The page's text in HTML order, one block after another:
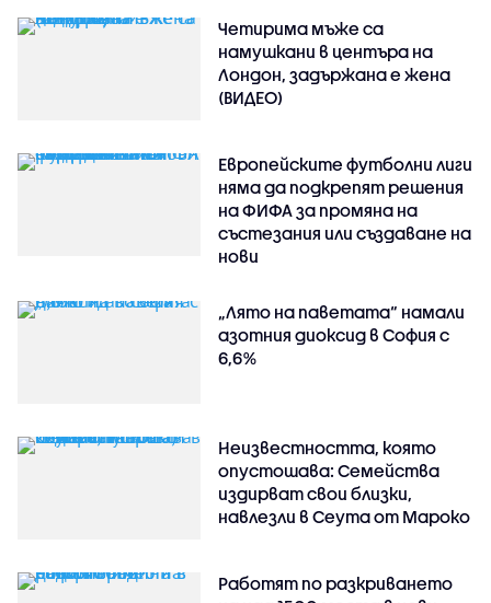
Четирима мъже са
намушкани в центъра на
Лондон, задържана е жена
(ВИДЕО)
Европейските футболни лиги
няма да подкрепят решения
на ФИФА за промяна на
състезания или създаване на
нови
„Лято на паветата“ намали
азотния диоксид в София с
6,6%
Неизвестността, която
опустошава: Семейства
издирват свои близки,
навлезли в Сеута от Мароко
Работят по разкриването